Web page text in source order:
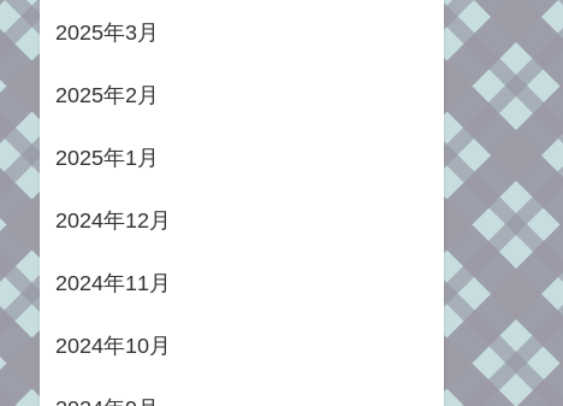
2025年3月
2025年2月
2025年1月
2024年12月
2024年11月
2024年10月